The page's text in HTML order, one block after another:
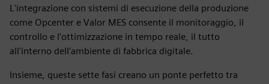
L'integrazione con sistemi di esecuzione della produzione
come Opcenter e Valor MES consente il monitoraggio, il
controllo e l'ottimizzazione in tempo reale, il tutto
all'interno dell'ambiente di fabbrica digitale.
Insieme, queste sette fasi creano un ponte perfetto tra